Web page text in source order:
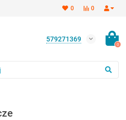
0
0
579271369
0